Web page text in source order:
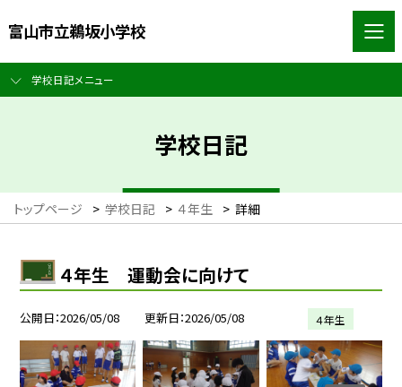
富山市立鵜坂小学校
学校日記メニュー
学校日記
トップページ > 学校日記 > ４年生 > 詳細
４年生 運動会に向けて
公開日 2026/05/08 更新日 2026/05/08 ４年生